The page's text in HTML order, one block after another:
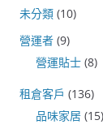
未分類 (10)
營運者 (9)
營運貼士 (8)
租倉客戶 (136)
品味家居 (15)